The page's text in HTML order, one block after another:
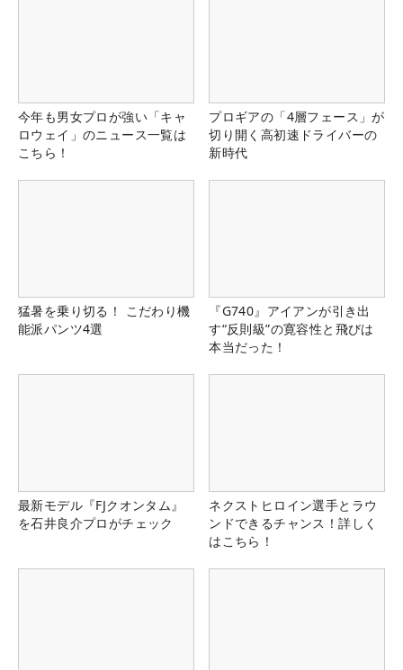
今年も男女プロが強い「キャ
ロウェイ」のニュース一覧は
こちら！
プロギアの「4層フェース」が
切り開く高初速ドライバーの
新時代
猛暑を乗り切る！ こだわり機
能派パンツ4選
『G740』アイアンが引き出
す“反則級”の寛容性と飛びは
本当だった！
最新モデル『FJクオンタム』
を石井良介プロがチェック
ネクストヒロイン選手とラウ
ンドできるチャンス！詳しく
はこちら！